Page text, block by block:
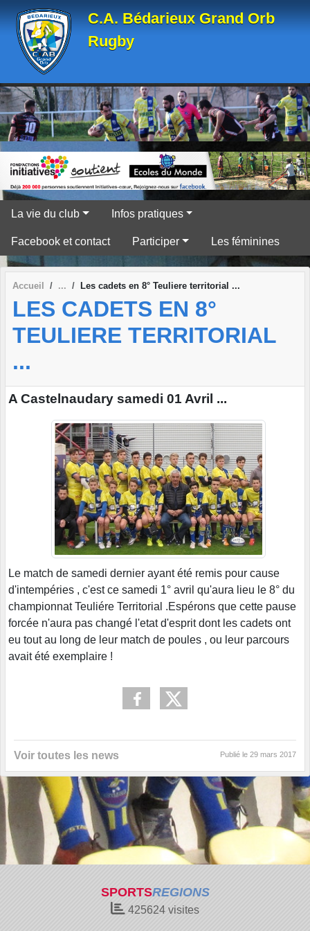
C.A. Bédarieux Grand Orb
Rugby
La vie du club Infos pratiques
Facebook et contact Participer Les féminines
Accueil Les cadets en 8° Teuliere territorial ...
LES CADETS EN 8°
TEULIERE TERRITORIAL
...
A Castelnaudary samedi 01 Avril ...
Le match de samedi dernier ayant été remis pour cause
d'intempéries , c'est ce samedi 1° avril qu'aura lieu le 8° du
championnat Teuliére Territorial .Espérons que cette pause
forcée n'aura pas changé l'etat d'esprit dont les cadets ont
eu tout au long de leur match de poules , ou leur parcours
avait été exemplaire !
Voir toutes les news Publié le 29 mars 2017
SPORTSREGIONS
425624 visites
Panneau de gestion des cookies